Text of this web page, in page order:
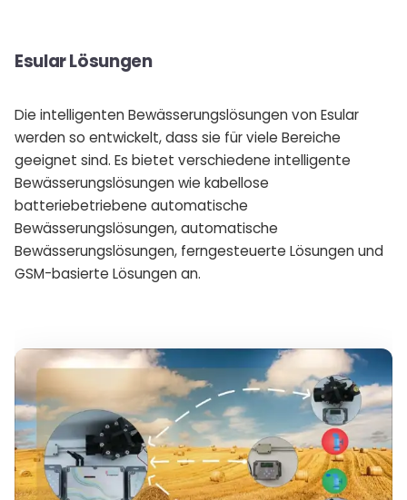
Esular Lösungen
Die intelligenten Bewässerungslösungen von Esular
werden so entwickelt, dass sie für viele Bereiche
geeignet sind. Es bietet verschiedene intelligente
Bewässerungslösungen wie kabellose
batteriebetriebene automatische
Bewässerungslösungen, automatische
Bewässerungslösungen, ferngesteuerte Lösungen und
GSM-basierte Lösungen an.